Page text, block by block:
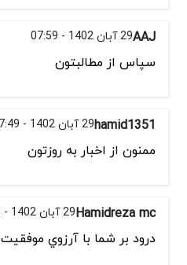
AAJ29 آبان 1402 - 07:59
سپاس از مطالبتون
hamid135129 آبان 1402 - 07:49
ممنون از اخبار به روزتون
Hamidreza mc29 آبان 1402 - 06:58
درود بر شما با آرزوي موفقيت